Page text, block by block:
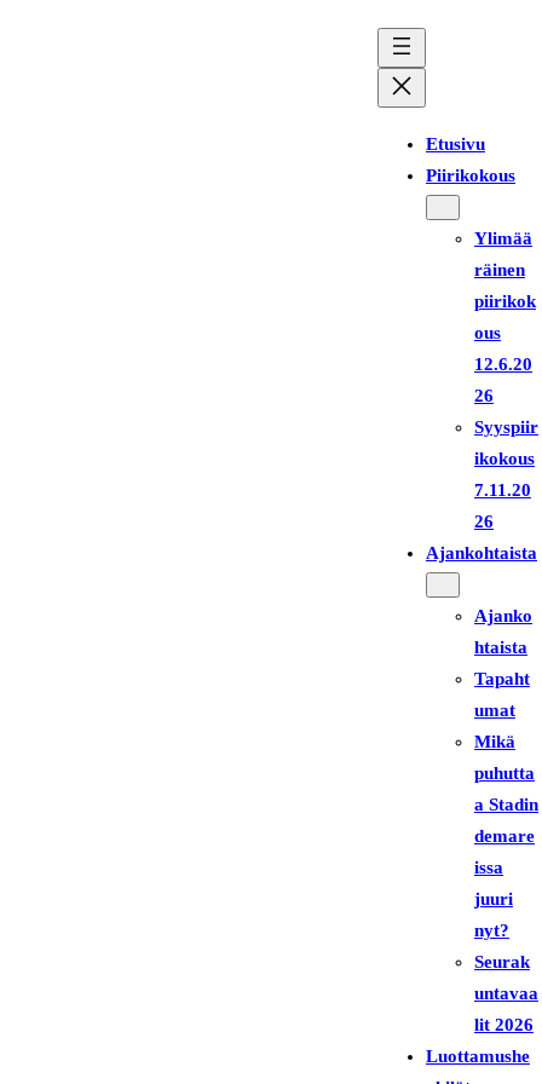
Etusivu
Piirikokous
Ylimää
räinen
piirikok
ous
12.6.20
26
Syyspiir
ikokous
7.11.20
26
Ajankohtaista
Ajanko
htaista
Tapaht
umat
Mikä
puhutta
a Stadin
demare
issa
juuri
nyt?
Seurak
untavaa
lit 2026
Luottamushe